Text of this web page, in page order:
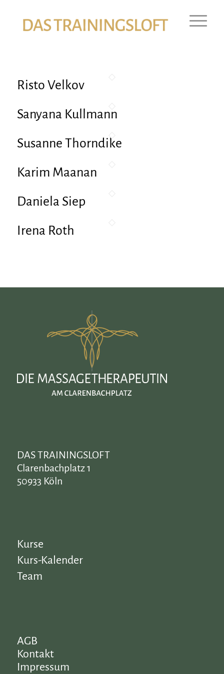
Risto Velkov
Sanyana Kullmann
Susanne Thorndike
Karim Maanan
Daniela Siep
Irena Roth
DAS TRAININGSLOFT
Clarenbachplatz 1
50933 Köln
Kurse
Kurs-Kalender
Team
AGB
Kontakt
Impressum